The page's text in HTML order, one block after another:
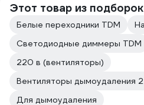
Этот товар из подборок
Белые переходники TDM
Светодиодные диммеры TDM
220 в (вентиляторы)
Вентиляторы дымоудаления
Для дымоудаления